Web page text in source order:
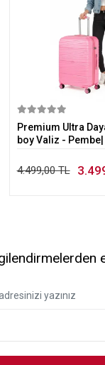
Premium Ultra
boy Valiz - Pembe|
4.499,00 TL